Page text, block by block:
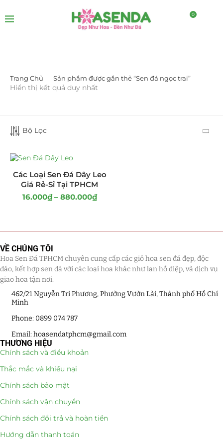
0
LỌC BỞI GIÁ
LỌC
Cây Sen Đá Giá Sỉ (137)
Chậu Sen Đá Mini
Hồ Điệp và Hoa Sen đá
Lũa Hồ Điệp Sen Đá
Tiểu Cảnh Lan Sen Đá
Hoa Tặng 14/2
Hoa Tặng 20/10
Trang Chủ Sản phẩm được gắn thẻ “Sen đá ngọc trai”
Hiển thị kết quả duy nhất
Bộ Lọc
Các Loại Sen Đá Dây Leo
Giá Rẻ-Sỉ Tại TPHCM
16.000₫ – 880.000₫
VỀ CHÚNG TÔI
Hoa Sen Đá TPHCM chuyên cung cấp các giỏ hoa sen đá đẹp, độc
đáo, kết hợp sen đá với các loại hoa khác như lan hồ điệp, và dịch vụ
giao hoa tận nơi.
462/21 Nguyễn Tri Phương, Phường Vườn Lài, Thành phố Hồ Chí
Minh
Phone: 0899 074 787
Email: hoasendatphcm@gmail.com
THƯƠNG HIỆU
Chính sách và điều khoản
Thắc mắc và khiếu nại
Chính sách bảo mật
Chính sách vận chuyển
Chính sách đổi trả và hoàn tiền
Hướng dẫn thanh toán